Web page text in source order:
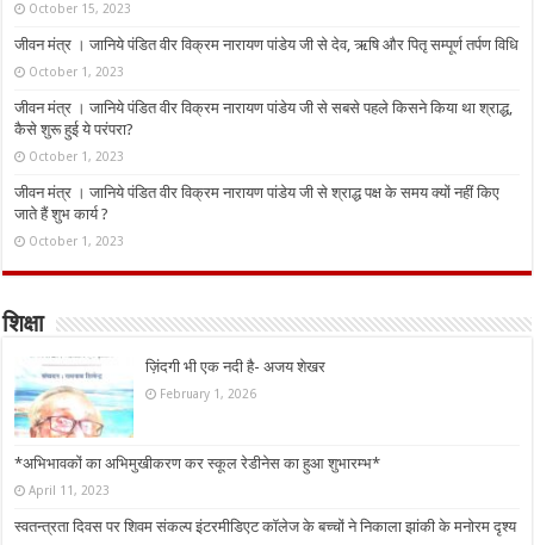
October 15, 2023
जीवन मंत्र । जानिये पंडित वीर विक्रम नारायण पांडेय जी से देव, ऋषि और पितृ सम्पूर्ण तर्पण विधि
October 1, 2023
जीवन मंत्र । जानिये पंडित वीर विक्रम नारायण पांडेय जी से सबसे पहले किसने किया था श्राद्ध,
कैसे शुरू हुई ये परंपरा?
October 1, 2023
जीवन मंत्र । जानिये पंडित वीर विक्रम नारायण पांडेय जी से श्राद्ध पक्ष के समय क्यों नहीं किए
जाते हैं शुभ कार्य ?
October 1, 2023
शिक्षा
ज़िंदगी भी एक नदी है- अजय शेखर
February 1, 2026
*अभिभावकों का अभिमुखीकरण कर स्कूल रेडीनेस का हुआ शुभारम्भ*
April 11, 2023
स्वतन्त्रता दिवस पर शिवम संकल्प इंटरमीडिएट कॉलेज के बच्चों ने निकाला झांकी के मनोरम दृश्य